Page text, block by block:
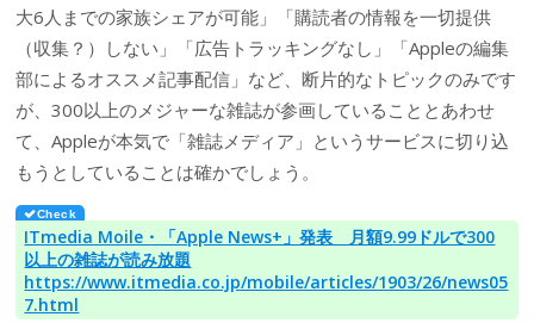
大6人までの家族シェアが可能」「購読者の情報を一切提供
（収集？）しない」「広告トラッキングなし」「Appleの編集
部によるオススメ記事配信」など、断片的なトピックのみです
が、300以上のメジャーな雑誌が参画していることとあわせ
て、Appleが本気で「雑誌メディア」というサービスに切り込
もうとしていることは確かでしょう。
ITmedia Moile・「Apple News+」発表 月額9.99ドルで300
以上の雑誌が読み放題
https://www.itmedia.co.jp/mobile/articles/1903/26/news05
7.html